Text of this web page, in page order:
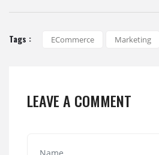
Tags : ECommerce Marketing
LEAVE A COMMENT